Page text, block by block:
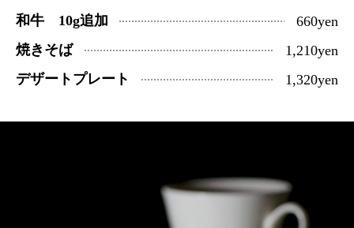
和牛 10g追加
660yen
焼きそば
1,210yen
デザートプレート
1,320yen